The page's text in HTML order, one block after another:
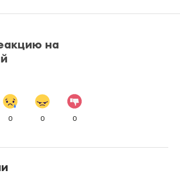
на
0 0 0